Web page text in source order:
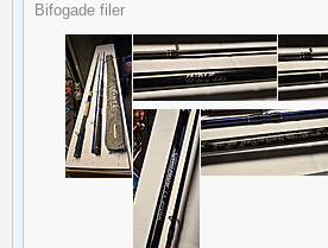
Bifogade filer